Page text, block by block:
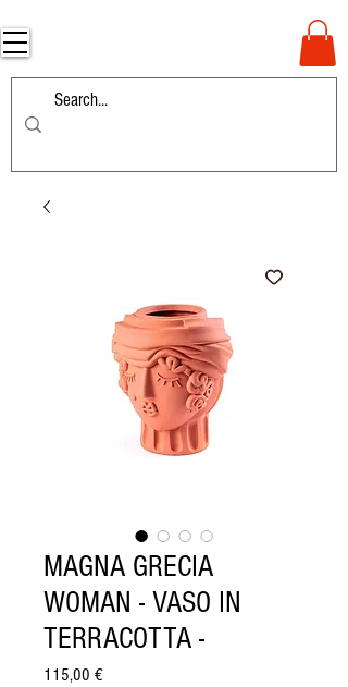
MAGNA GRECIA
WOMAN - VASO IN
TERRACOTTA -
115,00 €Prezzo